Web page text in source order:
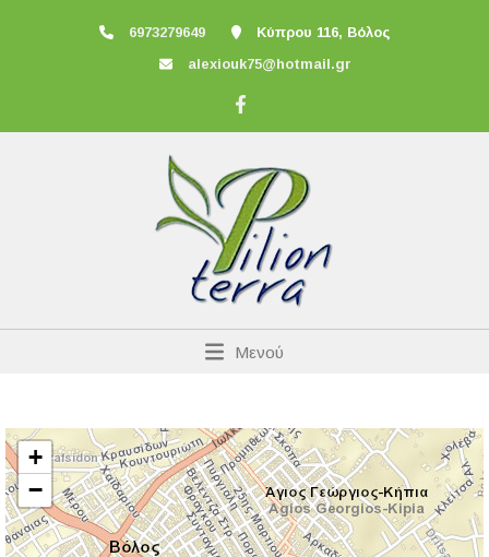
6973279649
Κύπρου 116, Βόλος
alexiouk75@hotmail.gr
Μενού
+
−